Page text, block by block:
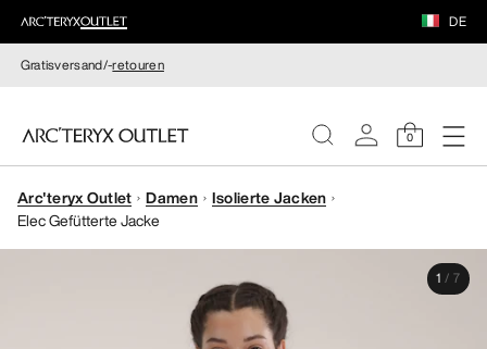
DE
Gratisversand/-retouren
0
DAMEN
Arc'teryx Outlet Damen
Isolierte Jacken
Elec Gefütterte Jacke
1 / 7